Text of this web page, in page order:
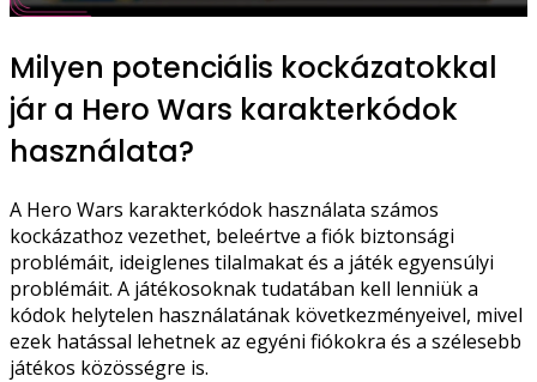
Milyen potenciális kockázatokkal
jár a Hero Wars karakterkódok
használata?
A Hero Wars karakterkódok használata számos
kockázathoz vezethet, beleértve a fiók biztonsági
problémáit, ideiglenes tilalmakat és a játék egyensúlyi
problémáit. A játékosoknak tudatában kell lenniük a
kódok helytelen használatának következményeivel, mivel
ezek hatással lehetnek az egyéni fiókokra és a szélesebb
játékos közösségre is.